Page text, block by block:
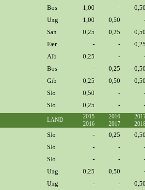
Bos 1,00 -
Ung 1,00 0,50
San 0,25 0,25
Fær - -
Alb 0,25 -
Bos - 0,25
Gib 0,25 0,50
Slo 0,50 -
Slo 0,25 -
LAND
2015
2016
2016
2017
Slo - 0,25
Slo - -
Slo - -
Ung 0,25 0,50
Ung - -